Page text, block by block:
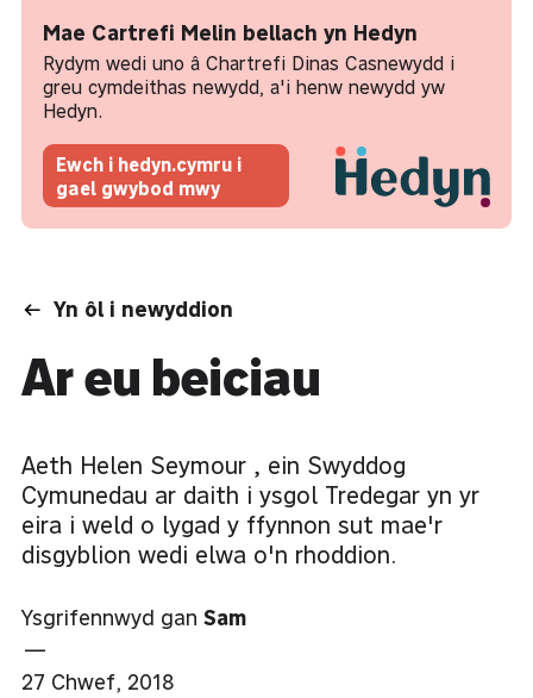
Mae Cartrefi Melin bellach yn Hedyn
Rydym wedi uno â Chartrefi Dinas Casnewydd i
greu cymdeithas newydd, a'i henw newydd yw
Hedyn.
Ewch i hedyn.cymru i
gael gwybod mwy
Yn ôl i newyddion
Ar eu beiciau
Aeth Helen Seymour , ein Swyddog
Cymunedau ar daith i ysgol Tredegar yn yr
eira i weld o lygad y ffynnon sut mae'r
disgyblion wedi elwa o'n rhoddion.
Ysgrifennwyd gan Sam
—
27 Chwef, 2018